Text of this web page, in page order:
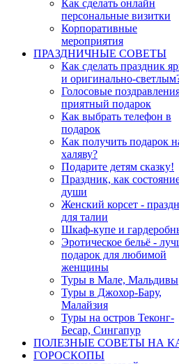
Как сделать онлайн
персональные визитки
Корпоративные
мероприятия
ПРАЗДНИЧНЫЕ СОВЕТЫ
Как сделать праздник
и оригинально-
Голосовые
приятный подарок
Как выбрать телефон в
подарок
Как получить подарок
халяву?
Подарите детям сказку!
Праздник, как
души
Женский корсет -
для талии
Шкаф-купе и
Эротическое бельё -
подарок для любимой
женщины
Туры в Мале, Мальдивы
Туры в Джохор-Бару,
Малайзия
Туры на остров Теконг-
Бесар, Сингапур
ПОЛЕЗНЫЕ СОВЕТЫ НА
ГОРОСКОПЫ